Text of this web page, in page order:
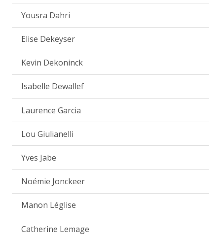
Yousra Dahri
Elise Dekeyser
Kevin Dekoninck
Isabelle Dewallef
Laurence Garcia
Lou Giulianelli
Yves Jabe
Noémie Jonckeer
Manon Léglise
Catherine Lemage